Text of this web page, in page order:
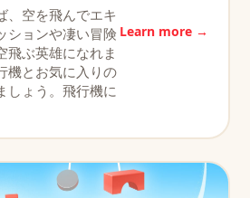
、空を飛んでエキ
ションや凄い冒険
飛ぶ英雄になれま
機とお気に入りの
しょう。飛行機に
Learn more →